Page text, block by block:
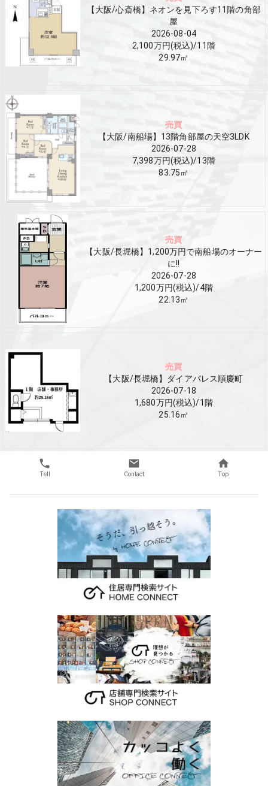
【大阪/心斎橋】ネオンを見下ろす11階の角部
屋
2026-08-04
2,100万円(税込)/11 階
29.97㎡
売買
【大阪/南船場】13階角部屋の天空3LDK
2026-07-28
7,398万円(税込)/13階
83.75㎡
売買
【大阪/長堀橋】1,200万円で南船場のオーナー
に!!
2026-07-28
1,200万円(税込)/4階
22.13㎡
売買
【大阪/長堀橋】ダイアパレス順慶町
2026-07-18
1,680万円(税込)/1 階
25.16㎡
Tell Contact Top